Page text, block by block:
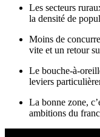
Les secteurs
la densité de
Moins de
vite et un retour
Le bouche-à-
leviers
La bonne zone,
ambitions du